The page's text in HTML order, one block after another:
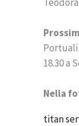
Portuali
18.30 a
Nella
titan